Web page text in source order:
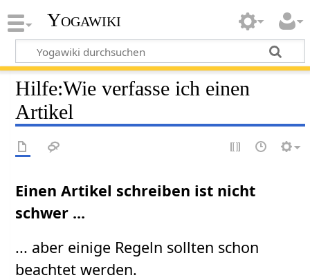
Yogawiki
Hilfe:Wie verfasse ich einen
Artikel
Einen Artikel schreiben ist nicht
schwer ...
... aber einige Regeln sollten schon
beachtet werden.